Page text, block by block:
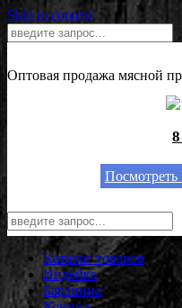
Skip to content
Оптовая продажа мясной
Посмотреть
Каталог товаров
Индейка
Баранина